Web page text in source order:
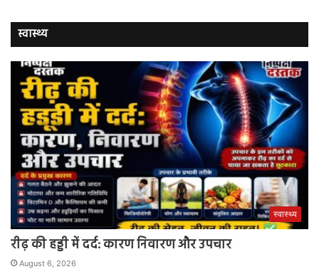
स्वास्थ्य
स्वास्थ्य
रीढ़ की हड्डी में दर्द: कारण निवारण और उपचार
August 6, 2026